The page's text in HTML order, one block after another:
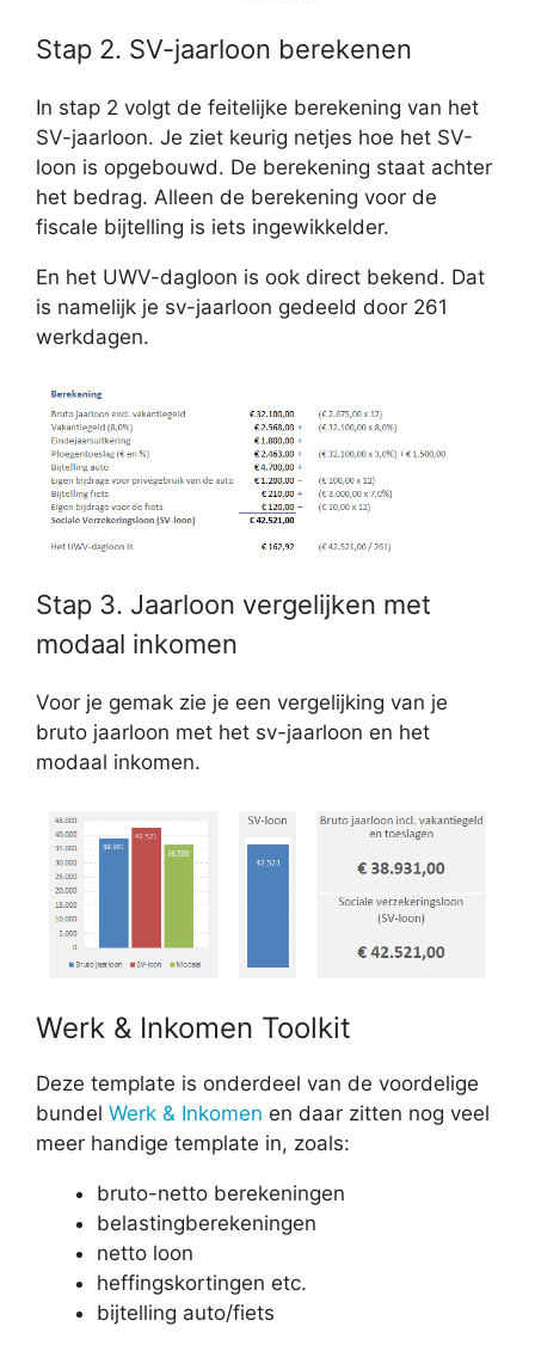
Stap 2. SV-jaarloon berekenen
In stap 2 volgt de feitelijke berekening van het
SV-jaarloon. Je ziet keurig netjes hoe het SV-
loon is opgebouwd. De berekening staat achter
het bedrag. Alleen de berekening voor de
fiscale bijtelling is iets ingewikkelder.
En het UWV-dagloon is ook direct bekend. Dat
is namelijk je sv-jaarloon gedeeld door 261
werkdagen.
Stap 3. Jaarloon vergelijken met
modaal inkomen
Voor je gemak zie je een vergelijking van je
bruto jaarloon met het sv-jaarloon en het
modaal inkomen.
Werk & Inkomen Toolkit
Deze template is onderdeel van de voordelige
bundel Werk & Inkomen en daar zitten nog veel
meer handige template in, zoals:
bruto-netto berekeningen
belastingberekeningen
netto loon
heffingskortingen etc.
bijtelling auto/fiets